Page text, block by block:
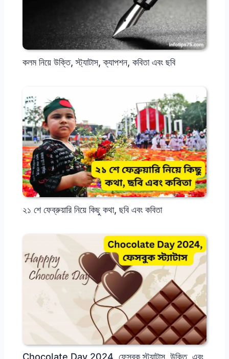
কলম নিয়ে উক্তি, স্ট্যাটাস, ক্যাপশন, কবিতা এবং ছবি
২১ শে ফেব্রুয়ারি নিয়ে কিছু কথা, ছবি এবং কবিতা
Chocolate Day 2024, ফেসবুক স্ট্যাটাস, উক্তি, এবং